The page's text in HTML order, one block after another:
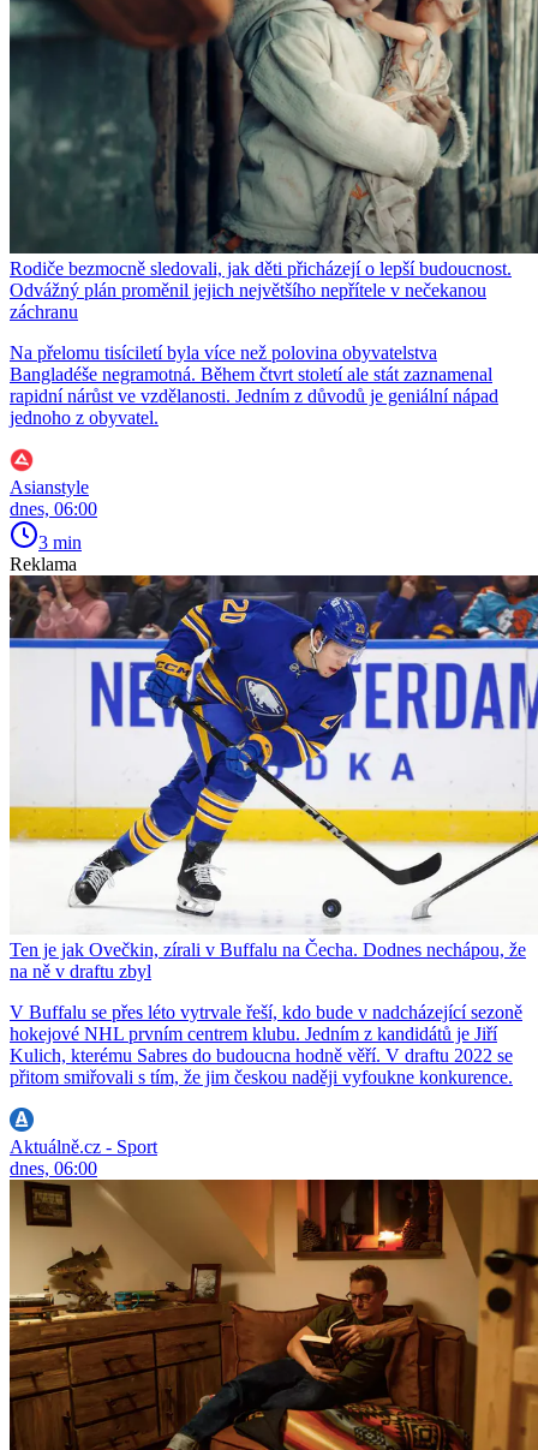
Rodiče bezmocně sledovali, jak děti přicházejí o lepší budoucnost.
Odvážný plán proměnil jejich největšího nepřítele v nečekanou
záchranu
Na přelomu tisíciletí byla více než polovina obyvatelstva
Bangladéše negramotná. Během čtvrt století ale stát zaznamenal
rapidní nárůst ve vzdělanosti. Jedním z důvodů je geniální nápad
jednoho z obyvatel.
Asianstyle
dnes, 06:00
3 min
Reklama
Ten je jak Ovečkin, zírali v Buffalu na Čecha. Dodnes nechápou, že
na ně v draftu zbyl
V Buffalu se přes léto vytrvale řeší, kdo bude v nadcházející sezoně
hokejové NHL prvním centrem klubu. Jedním z kandidátů je Jiří
Kulich, kterému Sabres do budoucna hodně věří. V draftu 2022 se
přitom smiřovali s tím, že jim českou naději vyfoukne konkurence.
Aktuálně.cz - Sport
dnes, 06:00